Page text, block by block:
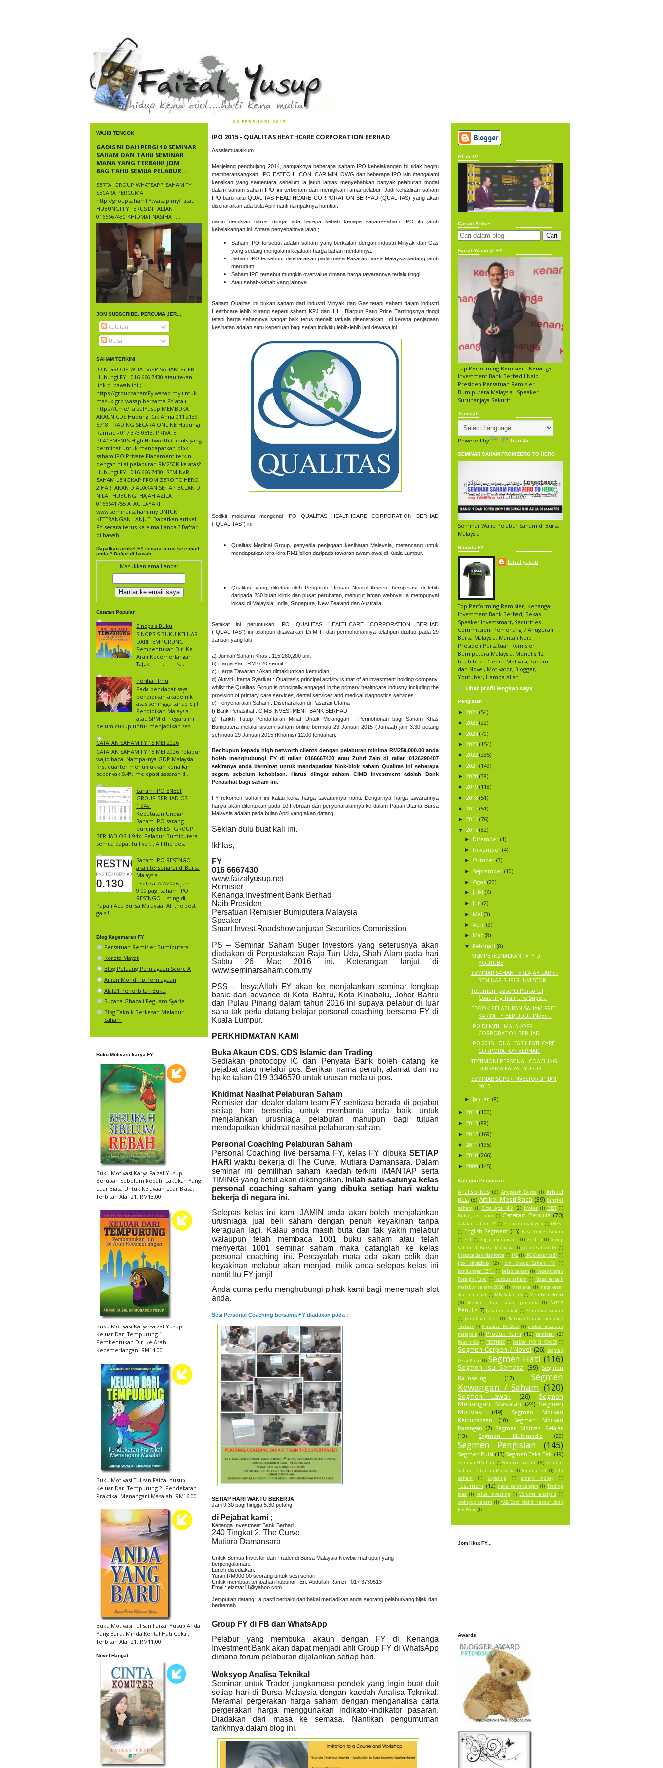
faizal yusup
WAJIB TENGOK
GADIS NI DAH PERGI 10 SEMINAR
SAHAM DAN TAHU SEMINAR
MANA YANG TERBAIK! JOM
BAGITAHU SEMUA PELABUR...
SERTAI GROUP WHATSAPP SAHAM FY
SECARA PERCUMA
http://groupsahamFY.wasap.my/ ​ atau
HUBUNGI FY TERUS DI TALIAN
0166667430 KHIDMAT NASIHAT ...
JOM SUBSCRIBE. PERCUMA JER...
Catatan
Ulasan
SAHAM TERKINI
JOIN GROUP WHATSAPP SAHAM FY FREE
Hubungi FY - 016 666 7430 atau tekan
link di bawah ini ;
https://groupsahamFy.wasap.my untuk
masuk grp wasap bersama FY atau
https://t.me/FaizalYusup MEMBUKA
AKAUN CDS Hubungi Cik Anna 011 2139
5718. TRADING SECARA ONLINE Hubungi
Ramzie - 017 373 0513. PRIVATE
PLACEMENTS High Networth Clients yang
berminat untuk mendapatkan blok
saham IPO Private Placement terkini
dengan nilai pelaburan RM250K ke atas?
Hubungi FY - 016 666 7430. SEMINAR
SAHAM LENGKAP FROM ZERO TO HERO
2 HARI AKAN DIADAKAN SETIAP BULAN DI
NILAI. HUBUNGI HAJAH AZILA
0166641755 ATAU LAYARI
www.seminarsaham.my UNTUK
KETERANGAN LANJUT. Dapatkan artikel
FY secara terus ke e-mail anda.? Daftar
di bawah.
Dapatkan artikel FY secara terus ke e-mail
anda.? Daftar di bawah.
Masukkan email anda:
Catatan Popular
Sinopsis Buku
SINOPSIS BUKU KELUAR
DARI TEMPURUNG
Pembentukan Diri Ke
Arah Kecemerlangan
Tajuk : K...
Perihal ilmu
Pada pendapat saya
pendidikan akademik
asas sehingga tahap Sijil
Pendidikan Malaysia
atau SPM di negara ini
belum cukup untuk menjadikan ses...
CATATAN SAHAM FY 15 MEI 2026
CATATAN SAHAM FY 15 MEI 2026 Pelabur
wajib baca. Nampaknya GDP Malaysia
first quarter menunjukkan kenaikan
sebanyak 5.4% melepasi sasaran d...
Saham IPO ENEST
GROUP BERHAD OS
1.94x.
Keputusan Undian
Saham IPO sarang
burung ENEST GROUP
BERHAD OS 1.94x. Pelabur Bumiputera
semua dapat full yer… All the best!
Saham IPO RESTNGO
akan tersenarai di Bursa
Malaysia
Selasa 7/7/2026 jam
9:00 pagi saham IPO
RESTNGO Listing di
Papan Ace Bursa Malaysia. All the best
gais!!!
Blog Kegemaran FY
Persatuan Remisier Bumiputera
Kereta Mayat
Blog Peluang Perniagaan Score A
Ainon Mohd Tip Perniagaan
Alaf21 Penerbitan Buku
Suzana Ghazali Peguam Syarie
Blog Teknik Berkesan Melabur
Saham
Buku Motivasi karya FY
Buku Motivasi Karya Faizal Yusup -
Berubah Sebelum Rebah. Lakukan Yang
Luar Biasa Untuk Kejayaan Luar Biasa.
Terbitan Alaf 21. RM13.00
Buku Motivasi Karya Faizal Yusup -
Keluar Dari Tempurung 1.
Pembentukan Diri ke Arah
Kecemerlangan. RM14.00
Buku Motivasi Tulisan Faizal Yusup -
Keluar Dari Tempurung 2. Pendekatan
Praktikal Menangani Masalah. RM16.00.
Buku Motivasi Tulisan Faizal Yusup Anda
Yang Baru. Minda Kental Hati Cekal.
Terbitan Alaf 21. RM11.00.
Novel Hangat
08 FEBRUARI 2015
IPO 2015 - QUALITAS HEATHCARE CORPORATION BERHAD
Assalamualaikum.
Menjelang penghujung 2014, nampaknya beberapa saham IPO kebelakangan ini tidak begitu
memberansangkan. IPO EATECH, ICON, CARIMIN, OWG dan beberapa IPO lain mengalami
kenaikan yang sementara sebelum ia jatuh lantas menyebabkan banyak pelaburan modal
dalam saham-saham IPO ini terbenam dan merugikan ramai pelabur. Jadi kehadiran saham
IPO baru iaitu QUALITAS HEALTHCARE CORPORATION BERHAD (QUALITAS) yang akan
disenaraikan ada bula April nanti nampaknya hambar.
namu demikian harus diingat ada berepa sebab kenapa saham-saham IPO itu jatuh
kebelakangan ini. Antara penyebabnya ialah ;
Saham IPO tersebut adalah saham yang berkaitan dengan industri Minyak dan Gas
yang sedang mengalami kejatuah harga bahan mentahnya.
Saham IPO tersebuut disenaraikan pada masa Pasaran Bursa Malaysia sedang jatuh
merudum.
Saham IPO tersebut mungkin overvalue dimana harga tawarannya terlalu tinggi.
Atau sebab-sebab yang lainnya.
Saham Qualitas ini bukan saham dari industri Minyak dan Gas tetapi saham dalam industri
Healthcare lebih kurang seperti saham KPJ dan IHH. Biarpun Ratio Price Earningsnya tinggi
tetapi harga sahamnya sangat baik terus menaik tatkala disenaraikan. Ini kerana penjagaan
kesihatan adalah satu keperluan bagi setiap individu lebih-lebih lagi dewasa ini.
Sedikit maklumat mengenai IPO QUALITAS HEALTHCARE CORPORATION BERHAD
(“QUALITAS”) ini.
Qualitas Medical Group, penyedia penjagaan kesihatan Malaysia, merancang untuk
mendapatkan kira-kira RM1 bilion daripada tawaran awam awal di Kuala Lumpur.
Qualitas, yang diketuai oleh Pengarah Urusan Noorul Ameen, beroperasi di lebih
daripada 250 buah klinik dan pusat perubatan, menurut laman webnya. Ia mempunyai
lokasi di Malaysia, India, Singapura, New Zealand dan Australia.
Setakat ini peruntukan IPO QUALITAS HEALTHCARE CORPORATION BERHAD
(“QUALITAS”) ini telahpun ditawarkan Di MITI dan permohonannya telahpun ditutup pada 29
Januari yang lalu.
a) Jumlah Saham Khas : 115,280,200 unit
b) Harga Par : RM 0.20 seunit
c) Harga Tawaran : Akan dimaklumkan kemudian
d) Aktiviti Utama Syarikat : Qualitas’s principal activity is that of an investment holding company,
whilst the Qualitas Group is principally engaged in the primary healthcare industry including the
provision of primary care services, dental services and medical diagnostics services.
e) Penyenaraian Saham : Disenaraikan di Pasaran Utama
f) Bank Penasihat : CIMB INVESTMENT BANK BERHAD
g) Tarikh Tutup Pendaftaran Minat Untuk Melanggan : Permohonan bagi Saham Khas
Bumiputera melalui sistem saham online bermula 23 Januari 2015 (Jumaat) jam 3.30 petang
sehingga 29 Januari 2015 (Khamis) 12.00 tengahari.
Begitupun kepada high networth clients dengan pelaburan minima RM250,000.00 anda
boleh menghubungi FY di talian 0166667430 atau Zuhri Zain di talian 0126290407
sekiranya anda berminat untuk mendapatkan blok-blok saham Qualitas ini seberapa
segera sebelum kehabisan. Harus diingat saham CIMB Investment adalah Bank
Penasihat bagi saham ini.
FY rekomen saham ini kalau kena harga tawarannya nanti. Dengarnya harga tawarannya
hanya akan ditentukan pada 10 Februari dan penyenaraiannya ke dalam Papan Utama Bursa
Malaysia adalah pada bulan April yang akan datang.
Sekian dulu buat kali ini.
Ikhlas,
FY
016 6667430
www.faizalyusup.net
Remisier
Kenanga Investment Bank Berhad
Naib Presiden
Persatuan Remisier Bumiputera Malaysia
Speaker
Smart Invest Roadshow anjuran Securities Commission
PS – Seminar Saham Super Investors yang seterusnya akan
diadakan di Perpustakaan Raja Tun Uda, Shah Alam pada hari
Sabtu 26 Mac 2016 ini. Keterangan lanjut di
www.seminarsaham.com.my
PSS – InsyaAllah FY akan ke menjalankan seminar lengkap
basic dan advance di Kota Bahru, Kota Kinabalu, Johor Bahru
dan Pulau Pinang dalam tahun 2016 ini supaya pelabur di luar
sana tak perlu datang belajar personal coaching bersama FY di
Kuala Lumpur.
PERKHIDMATAN KAMI
Buka Akaun CDS, CDS Islamic dan Trading
Sediakan photocopy IC dan Penyata Bank boleh datang ke
pejabat atau melalui pos. Berikan nama penuh, alamat dan no
hp ke talian 019 3346570 untuk urusan melalui pos.
Khidmat Nasihat Pelaburan Saham
Remisier dan dealer dalam team FY sentiasa berada di pejabat
setiap hari bersedia untuk membantu anda baik untuk
menjalankan urusniaga pelaburan mahupun bagi tujuan
mendapatkan khidmat nasihat pelaburan saham.
Personal Coaching Pelaburan Saham
Personal Coaching live bersama FY, kelas FY dibuka SETIAP
HARI
waktu bekerja di The Curve, Mutiara Damansara. Dalam
seminar ini pemilihan saham kaedah terkini IMANTAP serta
TIMING yang betul akan dikongsikan. Inilah satu-satunya kelas
personal coaching saham yang dibuka setiap hari waktu
bekerja di negara ini.
Selepas kelas ini kami JAMIN anda akan boleh menjalankan
urusniaga jual beli saham dengan penuh keyakinan tanpa
keraguan lagi. Kalau anda masih buta dan tak yakin melabur
walaupun telah membaca 1001 buku saham atau telah
menyertai 1001 seminar saham maka datanglah ke kelas
personal coaching ini. Percayalah mata ada akan celik dan
keyakinan melabur akan menjadi milik anda selepas kelas ini
nanti! Itu FY janji!
Anda cuma perlu menghubungi pihak kami bagi menempah slot
anda.
Sesi Personal Coaching bersama FY diadakan pada ;
SETIAP HARI WAKTU BEKERJA
Jam 9:30 pagi hingga 5:30 petang
di Pejabat kami ;
Kenanga Investment Bank Berhad
240 Tingkat 2, The Curve
Mutiara Damansara
Untuk Semua Investor dan Trader di Bursa Malaysia Newbie mahupun yang
berpengalaman.
Lunch disediakan.
Yuran RM900.00 seorang untuk sesi sehari.
Untuk membuat tempahan hubungi : En. Abdullah Ramzi - 017 3730513
Emel : eizmar11@yahoo.com
Jemputlah datang! Ia pasti berbaloi dan bakal menjadikan anda seorang pelaburyang bijak dan
berhemah.
Group FY di FB dan WhatsApp
Pelabur yang membuka akaun dengan FY di Kenanga
Investment Bank akan dapat menjadi ahli Group FY di WhatsApp
dimana forum pelaburan dijalankan setiap hari.
Woksyop Analisa Teknikal
Seminar untuk Trader jangkamasa pendek yang ingin buat duit
setiap hari di Bursa Malaysia dengan kaedah Analisa Teknikal.
Meramal pergerakan harga saham dengan menganalisa carta
pergerakan harga menggunakan indikator-indikator pasaran.
Diadakan dari masa ke semasa. Nantikan pengumuman
tarikhnya dalam blog ini.
FY di TV
Carian Artikel
Faizal Yusup @ FY
Top Performing Remisier - Kenanga
Investment Bank Berhad l Naib
Presiden Persatuan Remisier
Bumiputera Malaysia l Speaker
Suruhanjaya Sekuriti
Translate
Powered by Translate
SEMINAR SAHAM FROM ZERO TO HERO
Seminar Wajib Pelabur Saham di Bursa
Malaysia
Biodata FY
faizal yusup
Top Performing Remisier, Kenanga
Investment Bank Berhad, Bekas
Speaker Investsmart, Securities
Commission, Pemenang 7 Anugerah
Bursa Malaysia, Mantan Naib
Presiden Persatuan Remisier
Bumiputera Malaysia, Menulis 12
buah buku Genre Motivasi, Saham
dan Novel, Motivator, Blogger,
Youtuber, Hamba Allah.
Lihat profil lengkap saya
Pengisian
► 2026 (54)
► 2025 (22)
► 2024 (70)
► 2023 (154)
► 2022 (235)
► 2021 (149)
► 2020 (38)
► 2019 (118)
► 2018 (51)
► 2017 (51)
► 2016 (76)
▼ 2015 (82)
► Disember (1)
► November (4)
► Oktober (3)
► September (10)
► Ogos (20)
► Julai (6)
► Jun (2)
► Mei (3)
► April (9)
► Mac (8)
▼ Februari (8)
MEMPERKENALKAN TVFY DI
YOUTUBE
SEMINAR SAHAM TERLAJAK LARIS -
SEMINAR SUPER INVESTOR
Testimoni peserta Personal
Coaching Train the Supe...
EBOOK PELABURAN SAHAM FREE
KARYA FY BERJUDUL INVES...
IPO DI MITI - MALAKOFF
CORPORATION BERHAD
IPO 2015 - QUALITAS HEATHCARE
CORPORATION BERHAD
TESTIMONI PERSONAL COACHING
BERSAMA FAIZAL YUSUP
SEMINAR SUPER INVESTOR 31 JAN
2015
► Januari (8)
► 2014 (100)
► 2013 (88)
► 2012 (169)
► 2011 (195)
► 2010 (266)
► 2009 (145)
Kategori Pengisian
Analisis Kes (9) Anugerah Bursa (1) Artikel
Best (8) Artikel Mesti Baca (39) bengkel
saham (1) Blog Apa Ni? (2) broker (1) BTST (1)
Buku Jom Labur (1) Catatan Penulis (70)
Catatan saham FY (1) ekonomi malaysia (1) ENEST
(1) English Segment (16) Fasa Trader Saham
(1) FTT (1) Gagal merancang (1) Gold Li (1) Group
saham di Bursa Malaysia (1) group saham FY (1)
Inspace dan Manforce (1) IPO (1) IPO Overpriced? (1)
ipo skyechip (2) Join Group Saham FY
(1)
kandungan FZTH (1) kelas saham (1) Kepentingan
Foreign Fund (1) kursus saham (1) Masa terbaik
melabur saham 2026 (1) mata akal (1) mata kasar
dan mata hati (1) MB Kelantan (1) Membeli Buku
(3)
Mencari ilmu saham percuma (1)
Notis
Penulis (7) Pasaran saham (1) Pemilihan saham
(1) pemilihan stok (1) Platform Online Kentrade
Terbaik (1) Prestasi IPO 2026 (1) pretasi ekonomi
malaysia (1) Produk Kami (10) remisier (2)
Rest n Go (1) RESTNGO (1) SAHAM IPO EI POWER (1)
Segmen Cerpen / Novel (26) Segmen
Desa Kasia (1) Segmen Hati (116)
Segmen Isu Semasa (39) Segmen
Kaunseling
(17)
Segmen
Kewangan / Saham (120)
Segmen Lawak (26)
Segmen
Menangani Masalah (24) Segmen
Motivasi
(49)
Segmen Motivasi
Keibubapaan
(10)
Segmen Motivasi
Pasangan (7) Segmen Motivasi Pelajar
(13)
Segmen Multimedia (20)
Segmen Pengisian (145)
Segmen Puisi (13) Segmen Teka Teki (19)
Seminar AI Saham (1)Seminar Saham (6) Seminar
saham terbaik di Malaysia (1) Seminarfzth (1) sifu
saham
(1) skyechip (1) smart money (1)
Testimoni (12) tiada perancangan (1) Trading
idea (1) value investing (1) Volume analysis (1)
woksyop saham (1) YAB Dato Mohd Nassuruddin
bin Daud (1)
Jom! Ikut FY...
Awards